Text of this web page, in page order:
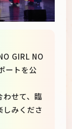
GIRL NO
ートを公
わせて、臨
みくださ